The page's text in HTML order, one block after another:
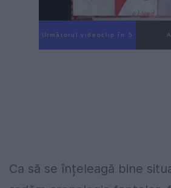
Următorul videoclip în 3
Ca să se înțeleagă bine